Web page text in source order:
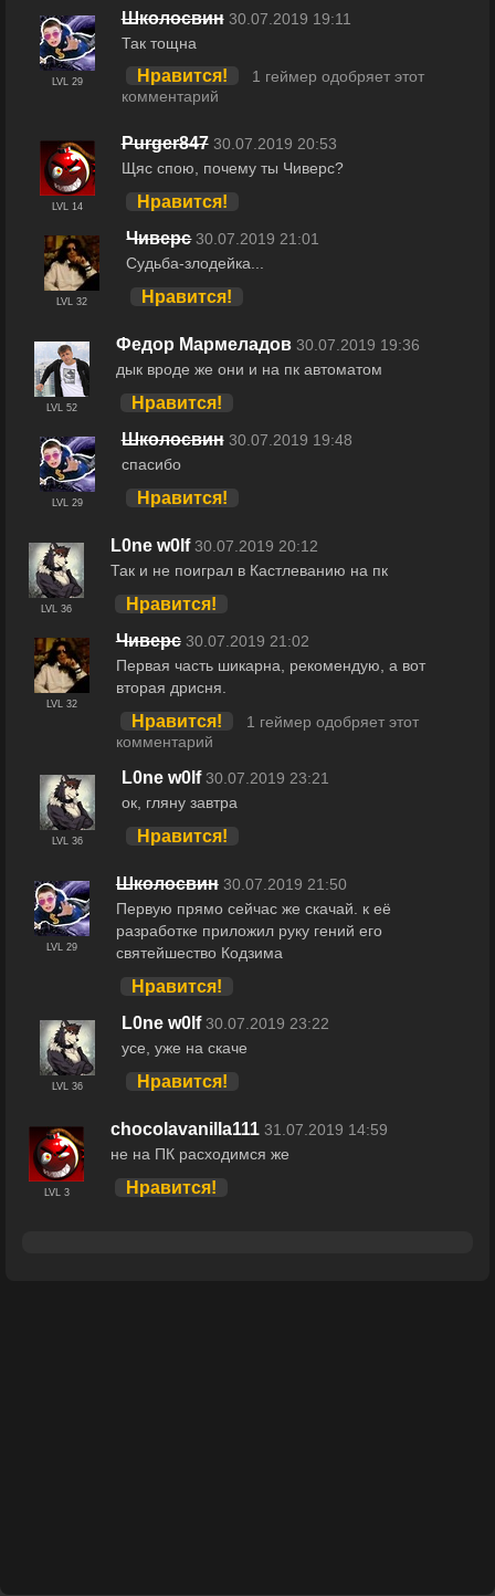
LVL 29
Школосвин 30.07.2019 19:11
Так тощна
Нравится!
1 геймер одобряет этот
комментарий
LVL 14
Purger847 30.07.2019 20:53
Щяс спою, почему ты Чиверс?
Нравится!
LVL 32
Чиверс 30.07.2019 21:01
Судьба-злодейка...
Нравится!
LVL 52
Федор Мармеладов 30.07.2019 19:36
дык вроде же они и на пк автоматом
Нравится!
LVL 29
Школосвин 30.07.2019 19:48
спасибо
Нравится!
LVL 36
L0ne w0lf 30.07.2019 20:12
Так и не поиграл в Кастлеванию на пк
Нравится!
LVL 32
Чиверс 30.07.2019 21:02
Первая часть шикарна, рекомендую, а вот
вторая дрисня.
Нравится!
1 геймер одобряет этот
комментарий
LVL 36
L0ne w0lf 30.07.2019 23:21
ок, гляну завтра
Нравится!
LVL 29
Школосвин 30.07.2019 21:50
Первую прямо сейчас же скачай. к её
разработке приложил руку гений его
святейшество Кодзима
Нравится!
LVL 36
L0ne w0lf 30.07.2019 23:22
усе, уже на скаче
Нравится!
LVL 3
chocolavanilla111 31.07.2019 14:59
не на ПК расходимся же
Нравится!